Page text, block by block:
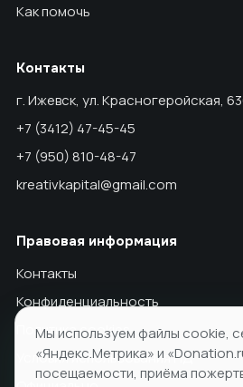
Как помочь
Контакты
г. Ижевск, ул. Красногеройская,
+7 (3412) 47-45-45
+7 (950) 810-48-47
kreativkapital@gmail.com
Правовая информация
Контакты
Конфиденциальность
Политика cookies
Условия использования ПД
Мы используем файлы cookie,
«Яндекс.Метрика» и
посещаемости, приёма